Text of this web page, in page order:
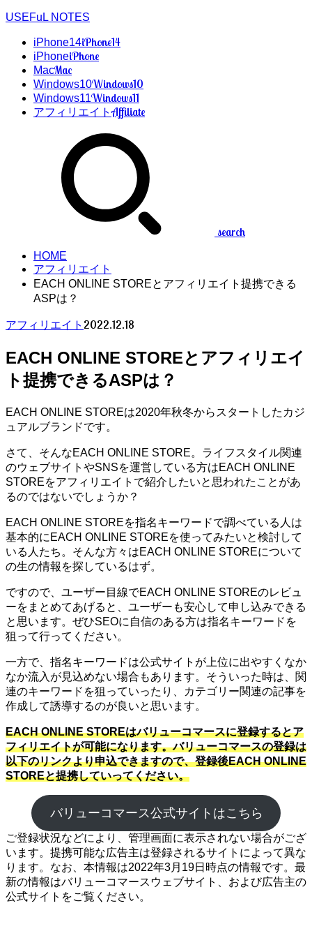
USEFuL NOTES
iPhone14iPhone14
iPhoneiPhone
MacMac
Windows10Windows10
Windows11Windows11
アフィリエイトAffiliate
search
HOME
アフィリエイト
EACH ONLINE STOREとアフィリエイト提携できる
ASPは？
アフィリエイト 2022.12.18
EACH ONLINE STOREとアフィリエイ
ト提携できるASPは？
EACH ONLINE STOREは2020年秋冬からスタートしたカジ
ュアルブランドです。
さて、そんなEACH ONLINE STORE。ライフスタイル関連
のウェブサイトやSNSを運営している方はEACH ONLINE
STOREをアフィリエイトで紹介したいと思われたことがあ
るのではないでしょうか？
EACH ONLINE STOREを指名キーワードで調べている人は
基本的にEACH ONLINE STOREを使ってみたいと検討して
いる人たち。そんな方々はEACH ONLINE STOREについて
の生の情報を探しているはず。
ですので、ユーザー目線でEACH ONLINE STOREのレビュ
ーをまとめてあげると、ユーザーも安心して申し込みできる
と思います。ぜひSEOに自信のある方は指名キーワードを
狙って行ってください。
一方で、指名キーワードは公式サイトが上位に出やすくなか
なか流入が見込めない場合もあります。そういった時は、関
連のキーワードを狙っていったり、カテゴリー関連の記事を
作成して誘導するのが良いと思います。
EACH ONLINE STOREはバリューコマースに登録するとア
フィリエイトが可能になります。バリューコマースの登録は
以下のリンクより申込できますので、登録後EACH ONLINE
STOREと提携していってください。
バリューコマース公式サイトはこちら
ご登録状況などにより、管理画面に表示されない場合がござ
います。提携可能な広告主は登録されるサイトによって異な
ります。なお、本情報は2022年3月19日時点の情報です。最
新の情報はバリューコマースウェブサイト、および広告主の
公式サイトをご覧ください。